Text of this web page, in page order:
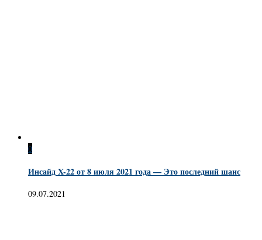
0
Инсайд X-22 от 8 июля 2021 года — Это последний шанс
09.07.2021